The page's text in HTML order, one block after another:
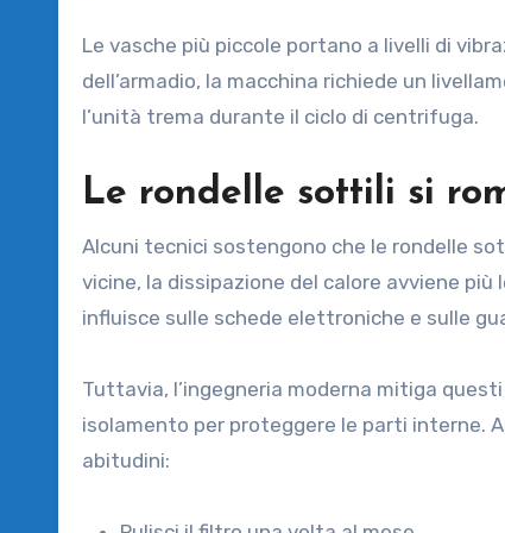
Le vasche più piccole portano a livelli di
dell’armadio, la macchina richiede un
l’unità trema durante il ciclo di centrifuga.
Le rondelle sottili si
Alcuni tecnici sostengono che le rondelle
vicine, la dissipazione del calore avviene
influisce sulle schede elettroniche e sulle
Tuttavia, l’ingegneria moderna mitiga
isolamento per proteggere le parti interne.
abitudini: